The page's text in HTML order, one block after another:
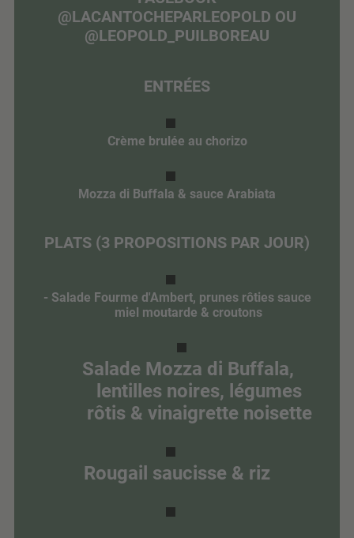
@LACANTOCHEPARLEOPOLD OU
@LEOPOLD_PUILBOREAU
ENTRÉES
Crème brulée au chorizo
Mozza di Buffala & sauce Arabiata
PLATS (3 PROPOSITIONS PAR JOUR)
- Salade Fourme d'Ambert, prunes rôties sauce
miel moutarde & croutons
Salade Mozza di Buffala,
lentilles noires, légumes
rôtis & vinaigrette noisette
Rougail saucisse & riz